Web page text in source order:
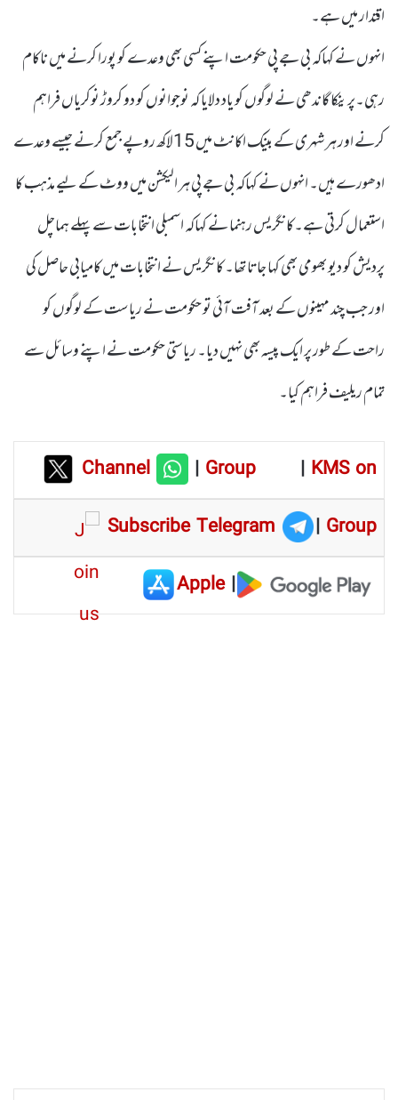
اقتدار میں ہے۔
انہوں نے کہاکہ بی جے پی حکومت اپنے کسی بھی وعدے کو پورا کرنے میں ناکام
رہی۔پرینکا گاندھی نے لوگوں کو یاد دلایا کہ نوجوانوں کو دو کروڑ نوکریاں فراہم
کرنے اور ہر شہری کے بینک اکانٹ میں 15لاکھ روپے جمع کرنے جیسے وعدے
ادھورے ہیں۔ انہوں نے کہاکہ بی جے پی ہر الیکشن میں ووٹ کے لیے مذہب کا
استعمال کرتی ہے۔کانگریس رہنما نے کہاکہ اسمبلی انتخابات سے پہلے ہماچل
پردیش کو دیو بھومی بھی کہا جاتا تھا۔ کانگریس نے انتخابات میں کامیابی حاصل کی
اور جب چند مہینوں کے بعد آفت آئی تو حکومت نے ریاست کے لوگوں کو
راحت کے طور پر ایک پیسہ بھی نہیں دیا۔ ریاستی حکومت نے اپنے وسائل سے
تمام ریلیف فراہم کیا۔
Channel |Group | KMS on
Subscribe Telegram
| Group
|
Apple